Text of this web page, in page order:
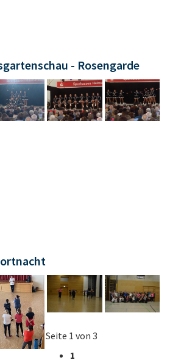
- Rosengarde
Seite 1 von 3
1